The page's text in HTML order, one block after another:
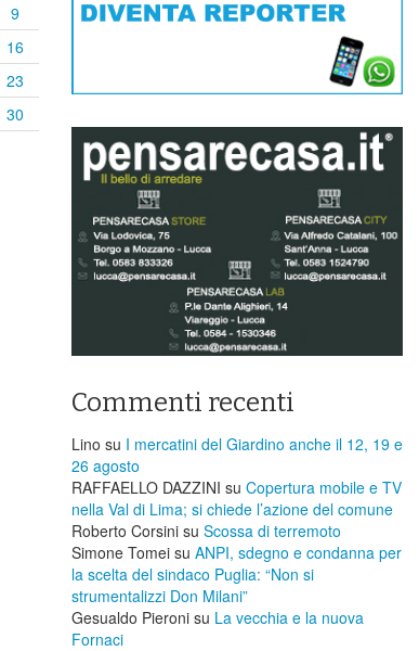
9
16
23
30
Commenti recenti
Lino su I mercatini del Giardino anche il 12, 19 e
26 agosto
RAFFAELLO DAZZINI su ​Copertura mobile e TV
nella Val di Lima; si chiede l’azione del comune
Roberto Corsini su Scossa di terremoto
Simone Tomei su ANPI, sdegno e condanna per
la scelta del sindaco Puglia: “Non si
strumentalizzi Don Milani”
Gesualdo Pieroni su La vecchia e la nuova
Fornaci